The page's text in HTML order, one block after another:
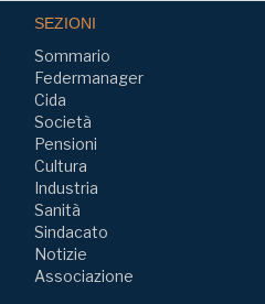
SEZIONI
Sommario
Federmanager
Cida
Società
Pensioni
Cultura
Industria
Sanità
Sindacato
Notizie
Associazione